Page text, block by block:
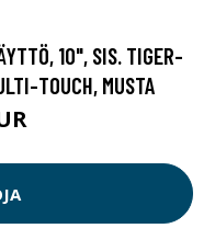
10", SIS. TIGER-
TOUCH, MUSTA